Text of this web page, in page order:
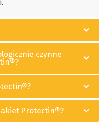
czynne
Protectin®?